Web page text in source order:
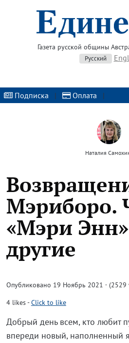
Газета русской общины
Русский
Подписка | Оплата |
Наталия
Мэриборо.
«Мэри
другие
Опубликовано 19 Ноябрь 2021 · (2529
4likes-Click to like
Добрый день всем, кто любит
впереди новый, наполненный